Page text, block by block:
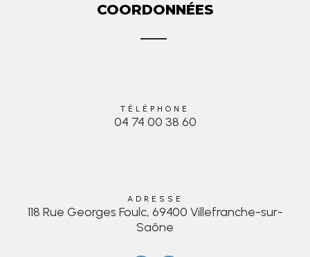
COORDONNÉES
TÉLÉPHONE
04 74 00 38 60
ADRESSE
118 Rue Georges Foulc, 69400 Villefranche-sur-
Saône